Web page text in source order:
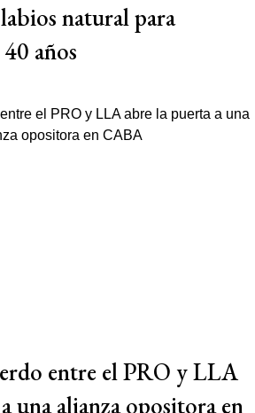
natural para
años
entre el PRO y LLA
una alianza opositora en